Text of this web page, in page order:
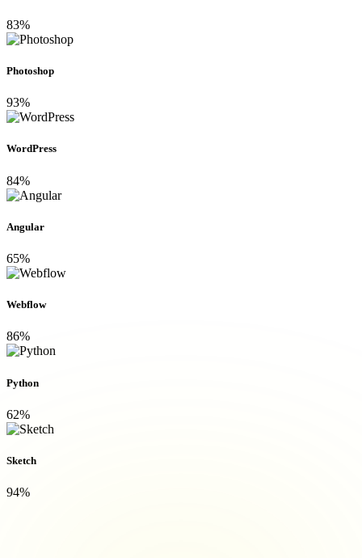
83%
Photoshop
93%
WordPress
84%
Angular
65%
Webflow
86%
Python
62%
Sketch
94%